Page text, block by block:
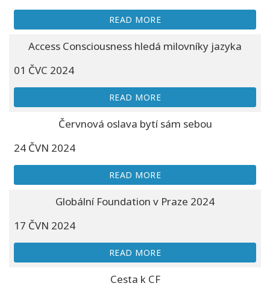
READ MORE
Access Consciousness hledá milovníky jazyka
01 ČVC 2024
READ MORE
Červnová oslava bytí sám sebou
24 ČVN 2024
READ MORE
Globální Foundation v Praze 2024
17 ČVN 2024
READ MORE
Cesta k CF